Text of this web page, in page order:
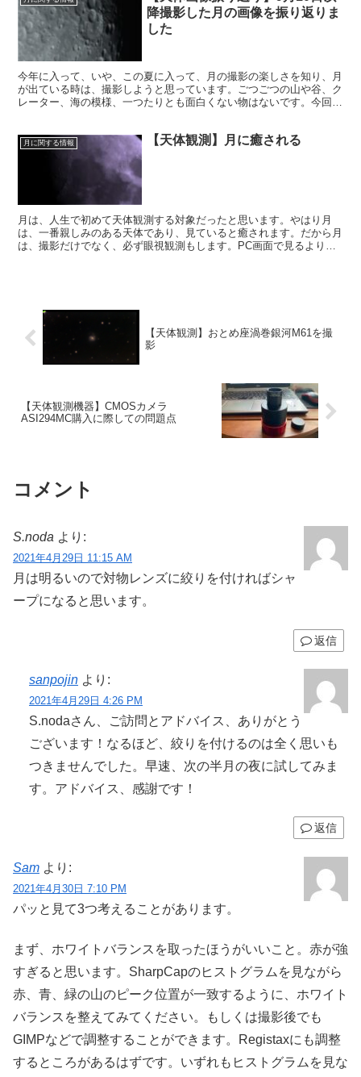
降撮影した月の画像を振り返りま
した
今年に入って、いや、この夏に入って、月の撮影の楽しさを知り、月
が出ている時は、撮影しようと思っています。ごつごつの山や谷、ク
レーター、海の模様、一つたりとも面白くない物はないです。今回
月に関する情報 【天体観測】月に癒される
月は、人生で初めて天体観測する対象だったと思います。やはり月
は、一番親しみのある天体であり、見ていると癒されます。だから月
は、撮影だけでなく、必ず眼視観測もします。PC画面で見るよりも
【天体観測】おとめ座渦巻銀河M61を撮
影
【天体観測機器】CMOSカメラ
ASI294MC購入に際しての問題点
コメント
S.noda より:
2021年4月29日 11:15 AM
月は明るいので対物レンズに絞りを付ければシャ
ープになると思います。
返信
sanpojin より:
2021年4月29日 4:26 PM
S.nodaさん、ご訪問とアドバイス、ありがとう
ございます！なるほど、絞りを付けるのは全く思いも
つきませんでした。早速、次の半月の夜に試してみま
す。アドバイス、感謝です！
返信
Sam より:
2021年4月30日 7:10 PM
パッと見て3つ考えることがあります。
まず、ホワイトバランスを取ったほうがいいこと。赤が強
すぎると思います。SharpCapのヒストグラムを見ながら
赤、青、緑の山のピーク位置が一致するように、ホワイト
バランスを整えてみてください。もしくは撮影後でも
GIMPなどで調整することができます。Registaxにも調整
するところがあるはずです。いずれもヒストグラムを見な